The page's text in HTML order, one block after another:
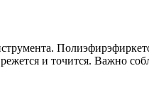
и точится. Важно